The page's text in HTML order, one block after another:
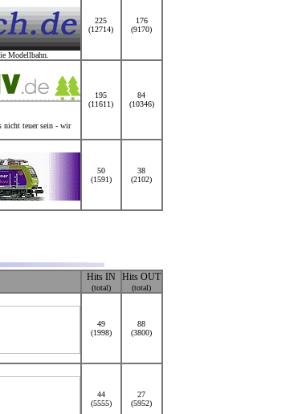
Modellbahn.
225
(12714)
176
(9170)
nicht teuer sein - wir
195
(11611)
84
(10346)
50
(1591)
38
(2102)
Hits IN
(total)
Hits OUT
(total)
49
(1998)
88
(3800)
44
(5555)
27
(5952)